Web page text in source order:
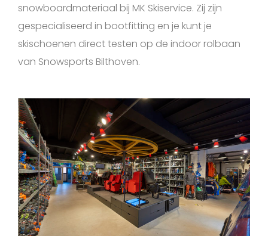
snowboardmateriaal bij MK Skiservice. Zij zijn
gespecialiseerd in bootfitting en je kunt je
skischoenen direct testen op de indoor rolbaan
van Snowsports Bilthoven.